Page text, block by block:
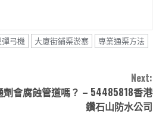
弓機 大廈街鋪渠淤塞
專業通渠方法
Next:
會腐蝕管道嗎？ – 54485818香港
鑽石山防水公司